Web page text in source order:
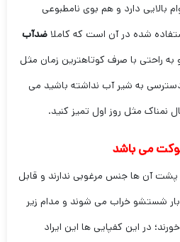
بالایی دارد و هم بوی نامطبوعی
شده در آن است که کاملا ضدآب
به راحتی با صرف کوتاهترین زمان مثل
به شیر آب نداشته باشید می
نمناک مثل روز اول تمیز کنید.
می باشد
آن ها جنس مرغوبی ندارند و قابل
شستشو خراب می شوند و مدام زیر
در این کفپایی ها این ایراد